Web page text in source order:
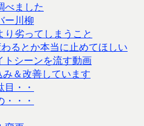
べました
ー川柳
り劣ってしまうこと
るとか本当に止めてほしい
トシーンを流す動画
＆改善しています
・・
・・